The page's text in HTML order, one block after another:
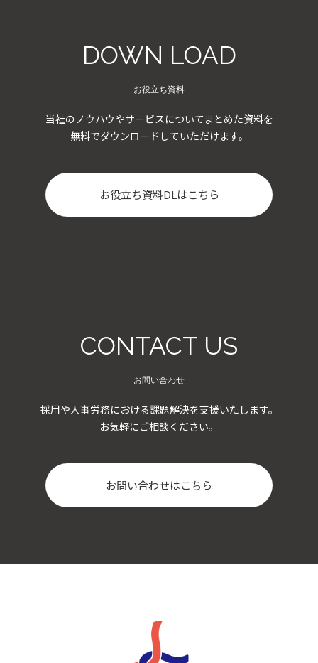
DOWN LOAD
お役立ち資料
当社のノウハウやサービスについてまとめた資料を
無料でダウンロードしていただけます。
お役立ち資料DLはこちら
CONTACT US
お問い合わせ
採用や人事労務における課題解決を支援いたします。
お気軽にご相談ください。
お問い合わせはこちら